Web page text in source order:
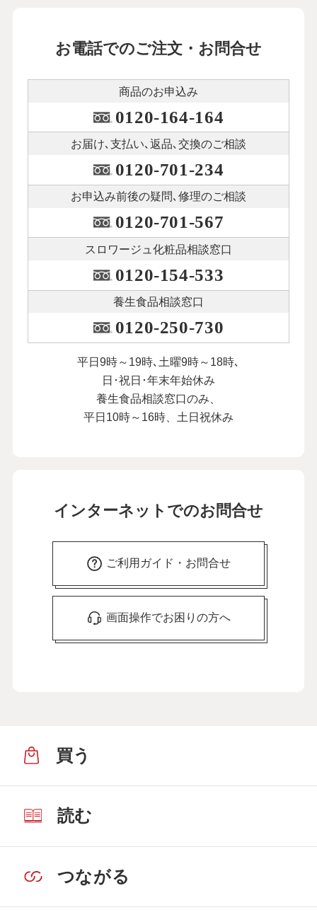
お電話でのご注文・お問合せ
商品のお申込み
0120-164-164
お届け､支払い､ 返品､交換のご相談
0120-701-234
お申込み前後の疑問､修理のご相談
0120-701-567
スロワージュ化粧品相談窓口
0120-154-533
養生食品相談窓口
0120-250-730
平日9時～19時､土曜9時～18時､
日･祝日･年末年始休み
養生食品相談窓口のみ、
平日10時～16時、土日祝休み
インターネットでのお問合せ
ご利用ガイド・お問合せ
画面操作でお困りの方へ
買う
読む
つながる